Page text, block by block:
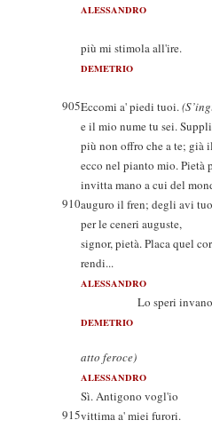
ALESSANDRO
Quel
più mi stimola all'ire.
DEMETRIO
Umil mi
905Eccomi a' piedi tuoi.
e il mio nume tu sei.
più non offro che a te; già
ecco nel pianto mio. Pietà
invitta mano a cui del
910auguro il fren; degli avi
per le ceneri auguste,
signor, pietà. Placa quel
rendi...
ALESSANDRO
Lo speri
DEMETRIO
Invan
atto feroce)
ALESSANDRO
Sì. Antigono vogl'io
915vittima a' miei furori.